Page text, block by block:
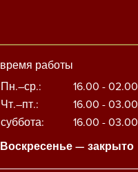
время работы
Пн.–ср.:
16.00 - 02.00
Чт.–пт.:
16.00 - 03.00
суббота:
16.00 - 03.00
Воскресенье — закрыто